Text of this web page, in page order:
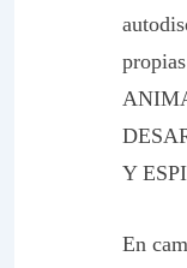
Y
En